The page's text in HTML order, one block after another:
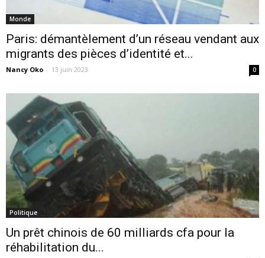
Monde
Paris: démantèlement d’un réseau vendant aux
migrants des pièces d’identité et...
Nancy Oko - 13 juin 2023 0
Politique
Un prêt chinois de 60 milliards cfa pour la
réhabilitation du...